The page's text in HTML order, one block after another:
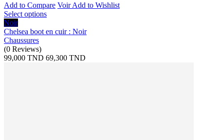
Add to Compare VoirAdd to Wishlist
Select options
Noir
Chelsea boot en cuir : Noir
Chaussures
(0 Reviews)
99,000 TND 69,300 TND